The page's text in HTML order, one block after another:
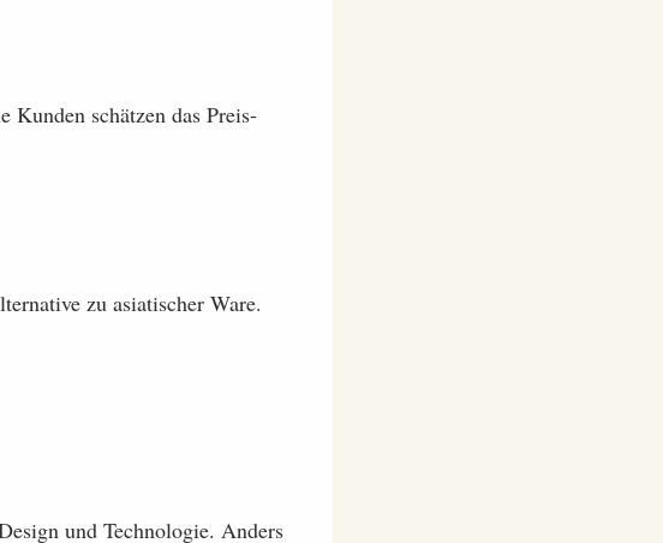
Kunden schätzen das Preis-
zu asiatischer Ware.
und Technologie. Anders